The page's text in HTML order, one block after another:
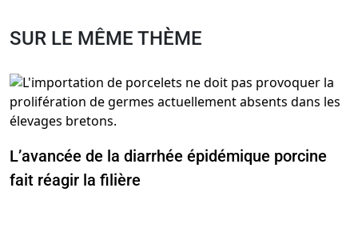
SUR LE MÊME THÈME
L’avancée de la diarrhée épidémique porcine
fait réagir la filière